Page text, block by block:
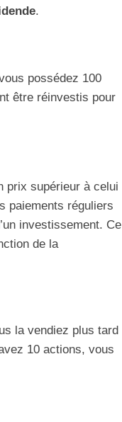
.
possédez 100
être réinvestis pour
prix supérieur à celui
paiements réguliers
investissement. Ce
de la
la vendiez plus tard
10 actions, vous